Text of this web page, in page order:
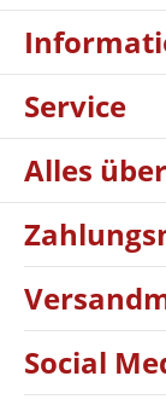
Service
Alles
Social